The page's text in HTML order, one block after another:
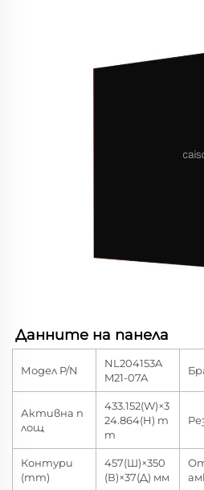
Данните на панела
Модел P/N
NL204153A
M21-07A
Активна п
лощ
433.152(W)×3
24.864(H) m
m
Контури
(mm)
457(Ш)×350
(В)×37(Д) мм